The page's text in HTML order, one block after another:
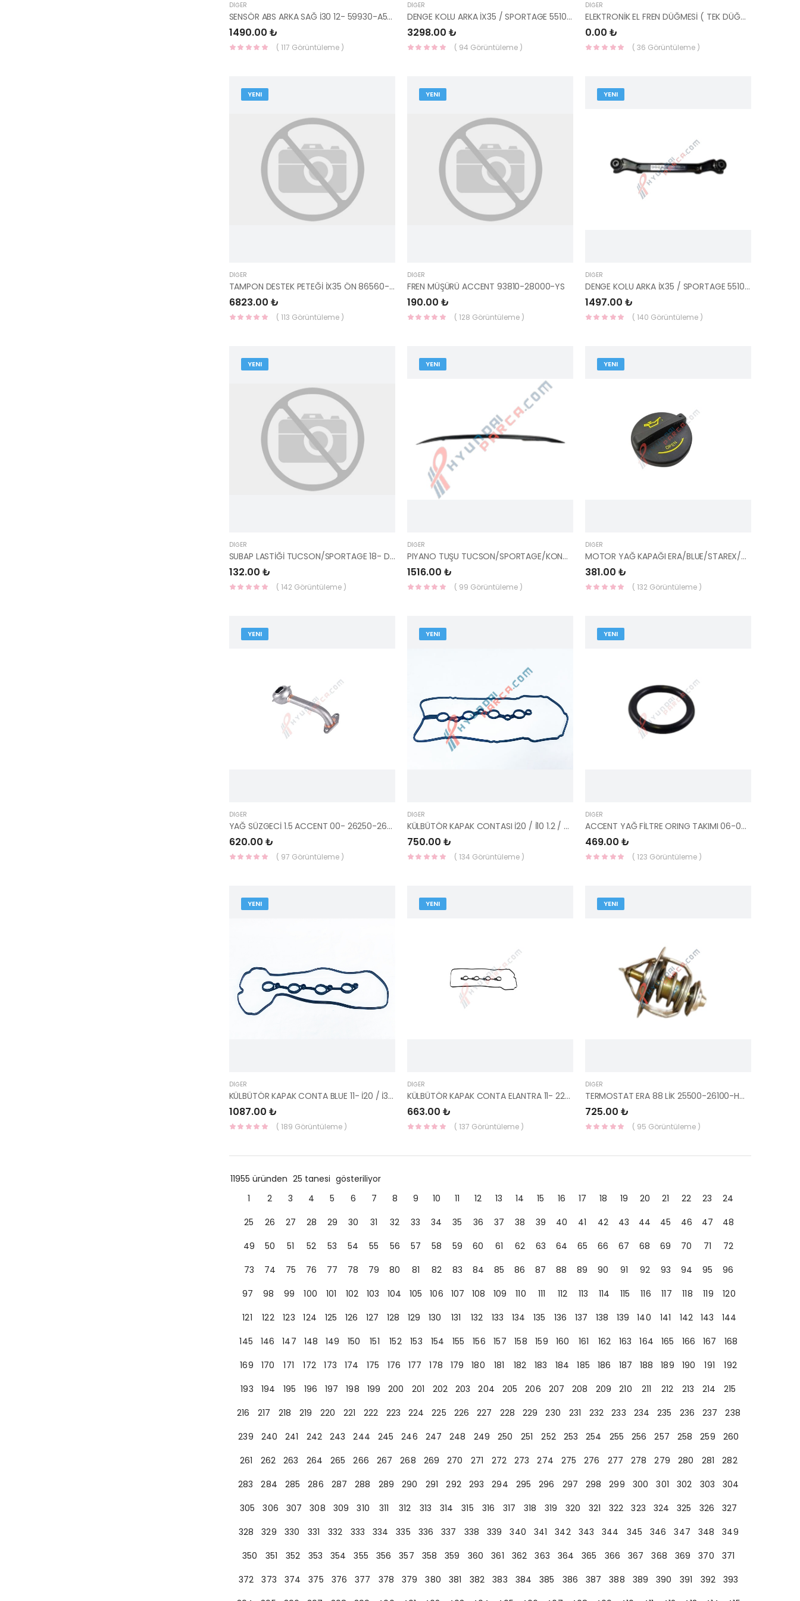
DIĞER
SENSÖR ABS ARKA SAĞ İ30 12- 59930-A5300-YS
1490.00 ₺
( 117 Görüntüleme )
DIĞER
DENGE KOLU ARKA İX35 / SPORTAGE 55100-2S000-HMC
3298.00 ₺
( 94 Görüntüleme )
DIĞER
ELEKTRONİK EL FREN DÜĞMESİ ( TEK DÜĞME ) TUCSON 2015- 4X4 93300-D3030-HMC
0.00 ₺
( 36 Görüntüleme )
YENI
DIĞER
TAMPON DESTEK PETEĞİ İX35 ÖN 86560-2Y000-HMC
6823.00 ₺
( 113 Görüntüleme )
YENI
DIĞER
FREN MÜŞÜRÜ ACCENT 93810-28000-YS
190.00 ₺
( 128 Görüntüleme )
YENI
DIĞER
DENGE KOLU ARKA İX35 / SPORTAGE 55100-2S000-YS
1497.00 ₺
( 140 Görüntüleme )
YENI
DIĞER
SUBAP LASTİĞİ TUCSON/SPORTAGE 18- DİZEL 22224-2U000-HMC
132.00 ₺
( 142 Görüntüleme )
YENI
DIĞER
PIYANO TUŞU TUCSON/SPORTAGE/KONA 24170-2U100- HMC
1516.00 ₺
( 99 Görüntüleme )
YENI
DIĞER
MOTOR YAĞ KAPAĞI ERA/BLUE/STAREX/GETZ/ACCENT/TUCSON 26510-26620-HMC
381.00 ₺
( 132 Görüntüleme )
YENI
DIĞER
YAĞ SÜZGECİ 1.5 ACCENT 00- 26250-26010-HMC
620.00 ₺
( 97 Görüntüleme )
YENI
DIĞER
KÜLBÜTÖR KAPAK CONTASI İ20 / İ10 1.2 / BLUE 13- 1.4 22441-03050-HMC
750.00 ₺
( 134 Görüntüleme )
YENI
DIĞER
ACCENT YAĞ FİLTRE ORING TAKIMI 06-08 ERA / GETZ 06 26311-2A001-HMC
469.00 ₺
( 123 Görüntüleme )
YENI
DIĞER
KÜLBÜTÖR KAPAK CONTA BLUE 11- İ20 / İ30 BENZİNLİ 22441-2B002-HMC
1087.00 ₺
( 189 Görüntüleme )
YENI
DIĞER
KÜLBÜTÖR KAPAK CONTA ELANTRA 11- 22441-2B801-HMC
663.00 ₺
( 137 Görüntüleme )
YENI
DIĞER
TERMOSTAT ERA 88 LİK 25500-26100-HMC
725.00 ₺
( 95 Görüntüleme )
11955 üründen 25 tanesi gösteriliyor
1
2 3 4 5 6 7 8 9 10 11 12 13 14 15 16 17 18 19 20 21 22 23
24
25
26 27 28 29 30 31 32 33 34 35 36 37 38 39 40 41 42 43 44 45 46 47
48
49
50 51 52 53 54 55 56 57 58 59 60 61 62 63 64 65 66 67 68 69 70 71
72
73
74 75 76 77 78 79 80 81 82 83 84 85 86 87 88 89 90 91 92 93 94 95
96
97
98 99 100 101 102 103 104 105 106 107 108 109 110 111 112 113 114 115 116 117 118 119
120
121
122 123 124 125 126 127 128 129 130 131 132 133 134 135 136 137 138 139 140 141 142 143
144
145
146 147 148 149 150 151 152 153 154 155 156 157 158 159 160 161 162 163 164 165 166 167
168
169
170 171 172 173 174 175 176 177 178 179 180 181 182 183 184 185 186 187 188 189 190 191
192
193
194 195 196 197 198 199 200 201 202 203 204 205 206 207 208 209 210 211 212 213 214
215
216
217 218 219 220 221 222 223 224 225 226 227 228 229 230 231 232 233 234 235 236 237
238
239
240 241 242 243 244 245 246 247 248 249 250 251 252 253 254 255 256 257 258 259
260
261
262 263 264 265 266 267 268 269 270 271 272 273 274 275 276 277 278 279 280 281
282
283
284 285 286 287 288 289 290 291 292 293 294 295 296 297 298 299 300 301 302 303
304
305
306 307 308 309 310 311 312 313 314 315 316 317 318 319 320 321 322 323 324 325 326
327
328
329 330 331 332 333 334 335 336 337 338 339 340 341 342 343 344 345 346 347 348
349
350
351 352 353 354 355 356 357 358 359 360 361 362 363 364 365 366 367 368 369 370
371
372
373 374 375 376 377 378 379 380 381 382 383 384 385 386 387 388 389 390 391 392
393